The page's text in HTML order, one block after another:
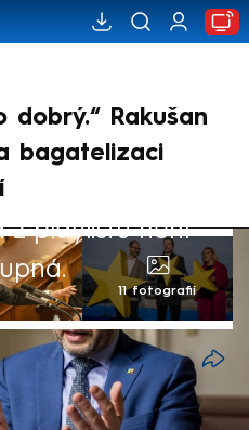
dobrý.“ Rakušan
bagatelizaci
z playlistu není
11 fotografií
(STAN) čelí na